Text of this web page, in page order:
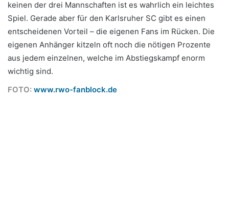
keinen der drei Mannschaften ist es wahrlich ein leichtes
Spiel. Gerade aber für den Karlsruher SC gibt es einen
entscheidenen Vorteil – die eigenen Fans im Rücken. Die
eigenen Anhänger kitzeln oft noch die nötigen Prozente
aus jedem einzelnen, welche im Abstiegskampf enorm
wichtig sind.
FOTO: www.rwo-fanblock.de